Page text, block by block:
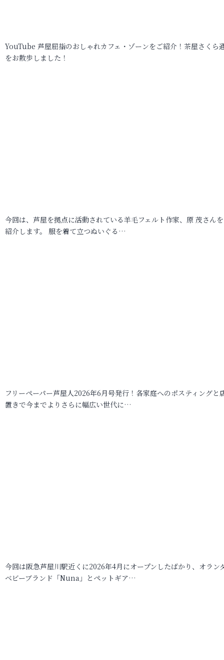
YouTube 芦屋屈指のおしゃれカフェ・ゾーンをご紹介！茶屋さくら
をお散歩しました！
今回は、芦屋を拠点に活動されている羊毛フェルト作家、原 茂さん
紹介します。 服を着て立つぬいぐる…
フリーペーパー芦屋人2026年6月号発行！各家庭へのポスティングと
置きで今までよりさらに幅広い世代に…
今回は阪急芦屋川駅近くに2026年4月にオープンしたばかり、オラン
ベビーブランド「Nuna」とペットギア…